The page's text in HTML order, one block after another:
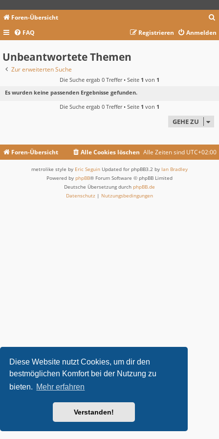
Diese Website nutzt Cookies, um dir den
bestmöglichen Komfort bei der Nutzung zu
bieten. Mehr erfahren
Verstanden!
Foren-Übersicht
c
FAQ Anmelden
Registrieren
Unbeantwortete Themen
Zur erweiterten Suche
Die Suche ergab 0 Treffer • Seite 1 von 1
Es wurden keine passenden Ergebnisse gefunden.
Die Suche ergab 0 Treffer • Seite 1 von 1
GEHE ZU
Foren-Übersicht Alle Zeiten sind UTC+02:00
Alle Cookies löschen
metrolike style by Eric Seguin Updated for phpBB3.2 by Ian Bradley
Powered by phpBB® Forum Software © phpBB Limited
Deutsche Übersetzung durch phpBB.de
Datenschutz | Nutzungsbedingungen